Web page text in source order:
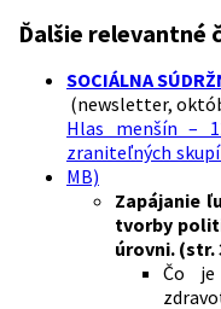
Ďalšie relevantné
SOCIÁLNA
(newsletter,
Hlas menšín –
zraniteľných
MB)
Zapájanie
tvorby
úrovni. (str.
Čo